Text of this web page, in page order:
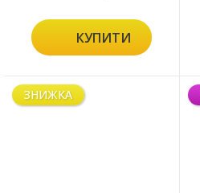
КУПИТИ
ЗНИЖКА